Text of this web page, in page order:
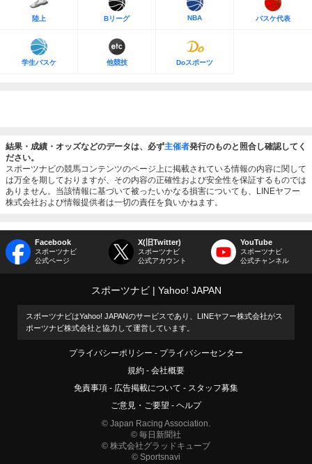
陸上 Bリーグ NBA バスケ代表
学生バスケ 他競技 Doスポーツ
結果・成績・オッズなどのデータは、必ず主催者発行のものと照合し確認してく
ださい。
スポーツナビの競馬コンテンツのページ上に掲載されている情報の内容に関して
は万全を期しておりますが、その内容の正確性および安全性を保証するものでは
ありません。当該情報に基づいて被ったいかなる損害についても、LINEヤフー
株式会社および情報提供者は一切の責任を負いかねます。
Facebook
スポーツナビ
公式ページ
X(旧Twitter)
スポーツナビ
公式アカウント
YouTube
スポーツナビ
公式チャンネル
スポーツナビ Yahoo! JAPAN
スポーツナビはYahoo! JAPANのサービスであり、LINEヤフー株式会社がス
ポーツナビ株式会社と協力して運営しています。
プライバシーポリシー
プライバシーセンター
規約
会社概要
免責事項
広告掲載について
スタッフ募集
ご意見・ご要望
ヘルプ
© Japan Racing Association.
© 毎日新聞社
© 株式会社グラッドキューブ
© Sportsnavi